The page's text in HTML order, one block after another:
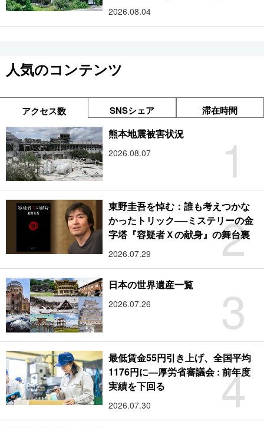
2026.08.04
人気のコンテンツ
アクセス数 SNSシェア 滞在時間
1
熊本地震被害状況
2026.08.07
2
東野圭吾を悼む：誰も考えつかな
かったトリック──ミステリーの金
字塔『容疑者Ｘの献身』の舞台裏
2026.07.29
3
日本の世界遺産一覧
2026.07.26
4
最低賃金55円引き上げ、全国平均
1176円に―厚労省審議会 : 前年度
実績を下回る
2026.07.30